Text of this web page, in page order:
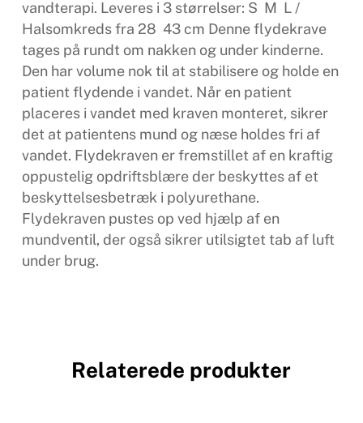
vandterapi. Leveres i 3 størrelser: S  M  L /
Halsomkreds fra 28  43 cm Denne flydekrave
tages på rundt om nakken og under kinderne.
Den har volume nok til at stabilisere og holde en
patient flydende i vandet. Når en patient
placeres i vandet med kraven monteret, sikrer
det at patientens mund og næse holdes fri af
vandet. Flydekraven er fremstillet af en kraftig
oppustelig opdriftsblære der beskyttes af et
beskyttelsesbetræk i polyurethane.
Flydekraven pustes op ved hjælp af en
mundventil, der også sikrer utilsigtet tab af luft
under brug.
Relaterede produkter